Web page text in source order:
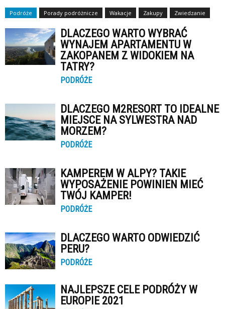
Podróże Porady podróżnicze Wakacje Zakupy Zwiedzanie
DLACZEGO WARTO WYBRAĆ
WYNAJEM APARTAMENTU W
ZAKOPANEM Z WIDOKIEM NA
TATRY?
PODRÓŻE
DLACZEGO M2RESORT TO IDEALNE
MIEJSCE NA SYLWESTRA NAD
MORZEM?
PODRÓŻE
KAMPEREM W ALPY? TAKIE
WYPOSAŻENIE POWINIEN MIEĆ
TWÓJ KAMPER!
PODRÓŻE
DLACZEGO WARTO ODWIEDZIĆ
PERU?
PODRÓŻE
NAJLEPSZE CELE PODRÓŻY W
EUROPIE 2021